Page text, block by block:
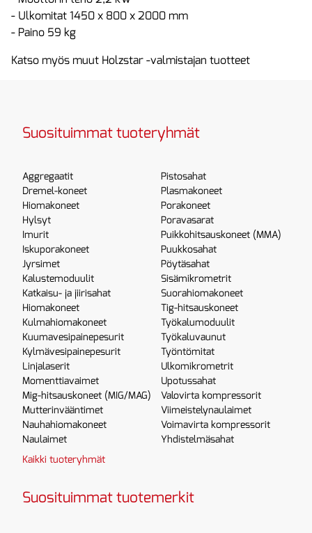
- Ulkomitat 1450 x 800 x 2000 mm
- Paino 59 kg
Katso myös muut Holzstar -valmistajan tuotteet
Suosituimmat tuoteryhmät
Aggregaatit
Dremel-koneet
Hiomakoneet
Hylsyt
Imurit
Iskuporakoneet
Jyrsimet
Kalustemoduulit
Katkaisu- ja jiirisahat
Hiomakoneet
Kulmahiomakoneet
Kuumavesipainepesurit
Kylmävesipainepesurit
Linjalaserit
Momenttiavaimet
Mig-hitsauskoneet (MIG/MAG)
Mutterinvääntimet
Nauhahiomakoneet
Naulaimet
Pistosahat
Plasmakoneet
Porakoneet
Poravasarat
Puikkohitsauskoneet (MMA)
Puukkosahat
Pöytäsahat
Sisämikrometrit
Suorahiomakoneet
Tig-hitsauskoneet
Työkalumoduulit
Työkaluvaunut
Työntömitat
Ulkomikrometrit
Upotussahat
Valovirta kompressorit
Viimeistelynaulaimet
Voimavirta kompressorit
Yhdistelmäsahat
Kaikki tuoteryhmät
Suosituimmat tuotemerkit